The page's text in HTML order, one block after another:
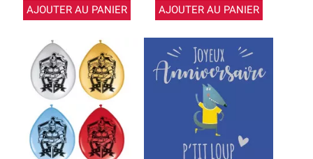
AJOUTER AU PANIER AJOUTER AU PANIER